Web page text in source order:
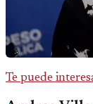
Te puede